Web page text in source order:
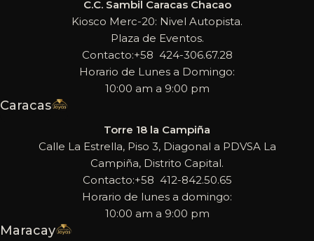
C.C. Sambil Caracas Chacao
Kiosco Merc-20: Nivel Autopista.
Plaza de Eventos.
Contacto:+58 424-306.67.28
Horario de Lunes a Domingo:
10:00 am a 9:00 pm
Caracas
Torre 18 la Campiña
Calle La Estrella, Piso 3, Diagonal a PDVSA La
Campiña, Distrito Capital.
Contacto:+58 412-842.50.65
Horario de lunes a domingo:
10:00 am a 9:00 pm
Maracay